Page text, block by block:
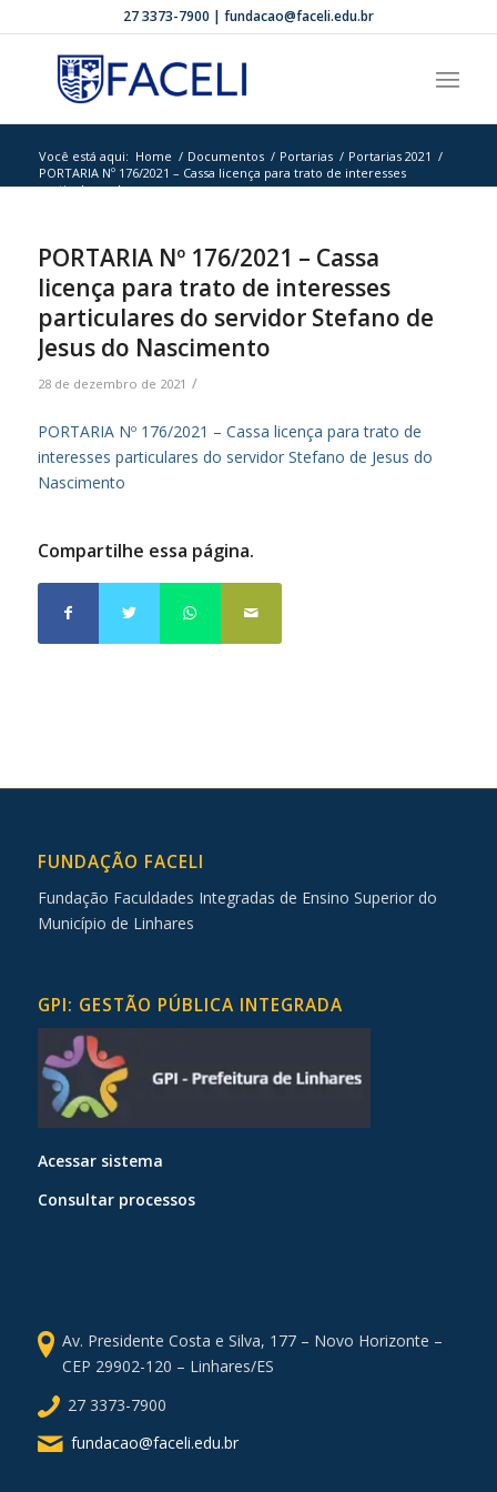
27 3373-7900 | fundacao@faceli.edu.br
Você está aqui: Home / Documentos / Portarias / Portarias 2021 /
PORTARIA Nº 176/2021 – Cassa licença para trato de interesses
particulares d...
PORTARIA Nº 176/2021 – Cassa
licença para trato de interesses
particulares do servidor Stefano de
Jesus do Nascimento
28 de dezembro de 2021 /
PORTARIA Nº 176/2021 – Cassa licença para trato de
interesses particulares do servidor Stefano de Jesus do
Nascimento
Compartilhe essa página.
FUNDAÇÃO FACELI
Fundação Faculdades Integradas de Ensino Superior do
Município de Linhares
GPI: GESTÃO PÚBLICA INTEGRADA
Acessar sistema
Consultar processos
Av. Presidente Costa e Silva, 177 – Novo Horizonte –
CEP 29902-120 – Linhares/ES
27 3373-7900
fundacao@faceli.edu.br